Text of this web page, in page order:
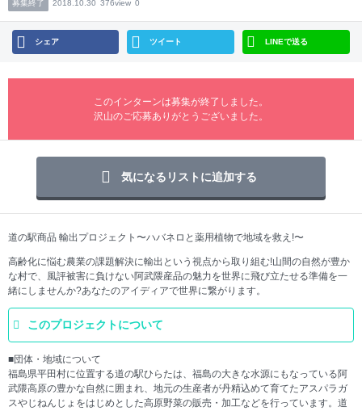
募集終了 2018.10.30 376view 0
シェア ツイート LINEで送る
このインターンは募集が終了しました。
沢山のご応募ありがとうございました。
気になるリストに追加する
道の駅商品 輸出プロジェクト〜ハバネロと薬用植物で地域を救え!〜
高齢化に悩む農業の課題解決に輸出という視点から取り組む!山間の自然が豊か
な村で、風評被害に負けない阿武隈産品の魅力を世界に飛び立たせる準備を一
緒にしませんか?あなたのアイディアで世界に繋がります。
このプロジェクトについて
■団体・地域について
福島県平田村に位置する道の駅ひらたは、福島の大きな水源にもなっている阿
武隈高原の豊かな自然に囲まれ、地元の生産者が丹精込めて育てたアスパラガ
スやじねんじょをはじめとした高原野菜の販売・加工などを行っています。道